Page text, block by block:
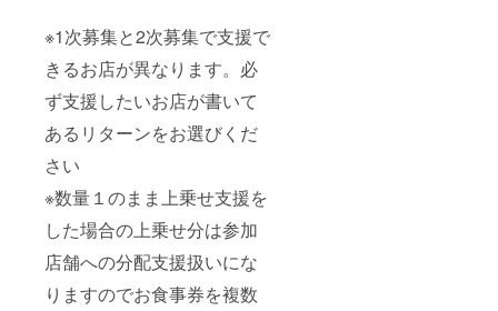
※1次募集と2次募集で支援で
きるお店が異なります。必
ず支援したいお店が書いて
あるリターンをお選びくだ
さい
※数量１のまま上乗せ支援を
した場合の上乗せ分は参加
店舗への分配支援扱いにな
りますのでお食事券を複数